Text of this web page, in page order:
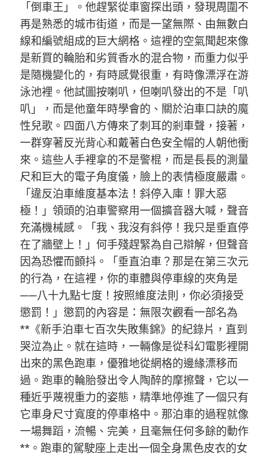
「倒車王」。他趕緊從車窗探出頭，發現周圍不
再是熟悉的城市街道，而是一望無際、由無數白
線和編號組成的巨大網格。這裡的空氣聞起來像
是新買的輪胎和劣質香水的混合物，而重力似乎
是隨機變化的，有時感覺很重，有時像漂浮在游
泳池裡。他試圖按喇叭，但喇叭發出的不是「叭
叭」，而是他童年時學會的、關於泊車口訣的魔
性兒歌。四面八方傳來了刺耳的剎車聲，接著，
一群穿著反光背心和戴著白色安全帽的人朝他衝
來。這些人手裡拿的不是警棍，而是長長的測量
尺和巨大的電子角度儀，臉上的表情極度嚴肅。
「違反泊車維度基本法！斜停入庫！罪大惡
極！」領頭的泊車警察用一個擴音器大喊，聲音
充滿機械感。「我、我沒有斜停！我只是垂直停
在了牆壁上！」何手殘趕緊為自己辯解，但聲音
因為恐懼而顫抖。「垂直泊車？那是在第三次元
的行為，在這裡，你的車體與停車線的夾角是
——八十九點七度！按照維度法則，你必須接受
懲罰！」懲罰的內容是：無限次觀看一部名為
**《新手泊車七百次失敗集錦》的紀錄片，直到
哭泣為止。就在這時，一輛像是從科幻電影裡開
出來的黑色跑車，優雅地從網格的邊緣漂移而
過。跑車的輪胎發出令人陶醉的摩擦聲，它以一
種近乎蔑視重力的姿態，精準地停進了一個只有
它車身尺寸寬度的停車格中。那泊車的過程就像
一場舞蹈，流暢、完美，且毫無任何多餘的動作
**。跑車的駕駛座上走出一個全身黑色皮衣的女